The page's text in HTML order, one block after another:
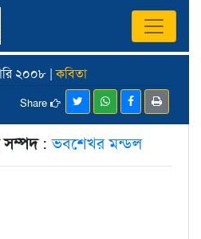
২০০৮ |কবিতা
Share
:ভবশেখর মন্ডল